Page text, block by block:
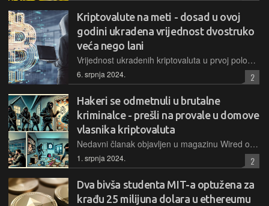
Kriptovalute na meti - dosad u ovoj
godini ukradena vrijednost dvostruko
veća nego lani
Vrijednost ukradenih kriptovaluta u prvoj polovici ove godine premašila je 1,38 milijardi dolara, što je više nego dvostruko u odnosu na isto razdoblje lani, pri čemu je pet najvećih hakerskih napada činilo 70 posto ukupno ukradenog iznosa.
6. srpnja 2024. 2
Hakeri se odmetnuli u brutalne
kriminalce - prešli na provale u domove
vlasnika kriptovaluta
Nedavni članak objavljen u magazinu Wired opisao je drugačji slučaj kriminala u svijetu kriptovaluta: nasilne upade u domove vlasnika digitalne imovine kako bi ih se prisililo na predaju svog digitalnog novca
1. srpnja 2024. 2
Dva bivša studenta MIT-a optužena za
krađu 25 milijuna dolara u ethereumu